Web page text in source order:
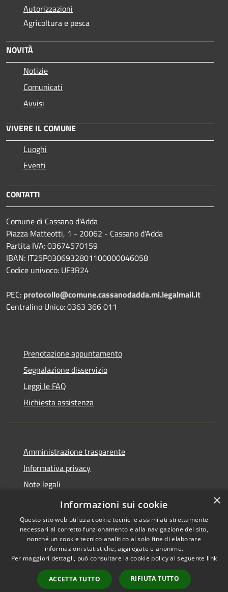
Autorizzazioni
Agricoltura e pesca
NOVITÀ
Notizie
Comunicati
Avvisi
VIVERE IL COMUNE
Luoghi
Eventi
CONTATTI
Comune di Cassano d'Adda
Piazza Matteotti, 1 - 20062 - Cassano d'Adda
Partita IVA: 03674570159
IBAN: IT25P0306932801100000046058
Codice univoco: UF3R24
PEC: protocollo@comune.cassanodadda.mi.legalmail.it
Centralino Unico: 0363 366 011
Prenotazione appuntamento
Segnalazione disservizio
Leggi le FAQ
Richiesta assistenza
Amministrazione trasparente
Informativa privacy
Note legali
Dichiarazione di accessibilità
Accessibilità
Copyright © 2026 • Comune di
Cassano d'Adda • Powered by
Municipium•
Accesso
redazione
×
Informazioni sui cookie
Questo sito web utilizza cookie tecnici e assimilati strettamente
necessari al corretto funzionamento e alla navigazione del sito,
nonché un cookie tecnico analitico al solo fine di elaborare
informazioni statistiche, aggregate e anonime.
Per maggiori dettagli, può consultare la cookie policy al seguente link
ACCETTA TUTTO RIFIUTA TUTTO